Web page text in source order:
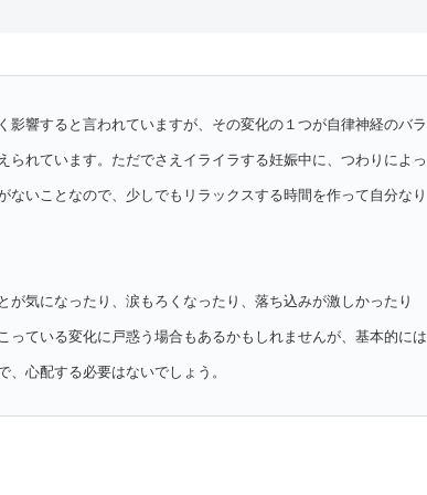
響すると言われていますが、その変化の１つが自律神経のバラ
れています。ただでさえイライラする妊娠中に、つわりによっ
いことなので、少しでもリラックスする時間を作って自分なり
気になったり、涙もろくなったり、落ち込みが激しかったり
ている変化に戸惑う場合もあるかもしれませんが、基本的には
心配する必要はないでしょう。